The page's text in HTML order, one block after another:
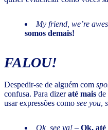
My friend, we’re
somos demais!
FALOU!
Despedir-se de alguém com
confusa. Para dizeraté mais de
usar expressões como see you,
Ok, see ya! – Ok, até